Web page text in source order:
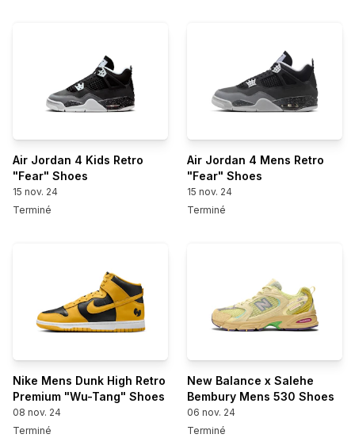
Air Jordan 4 Kids Retro
"Fear" Shoes
15 nov. 24
Terminé
Air Jordan 4 Mens Retro
"Fear" Shoes
15 nov. 24
Terminé
Nike Mens Dunk High Retro
Premium "Wu-Tang" Shoes
08 nov. 24
Terminé
New Balance x Salehe
Bembury Mens 530 Shoes
06 nov. 24
Terminé